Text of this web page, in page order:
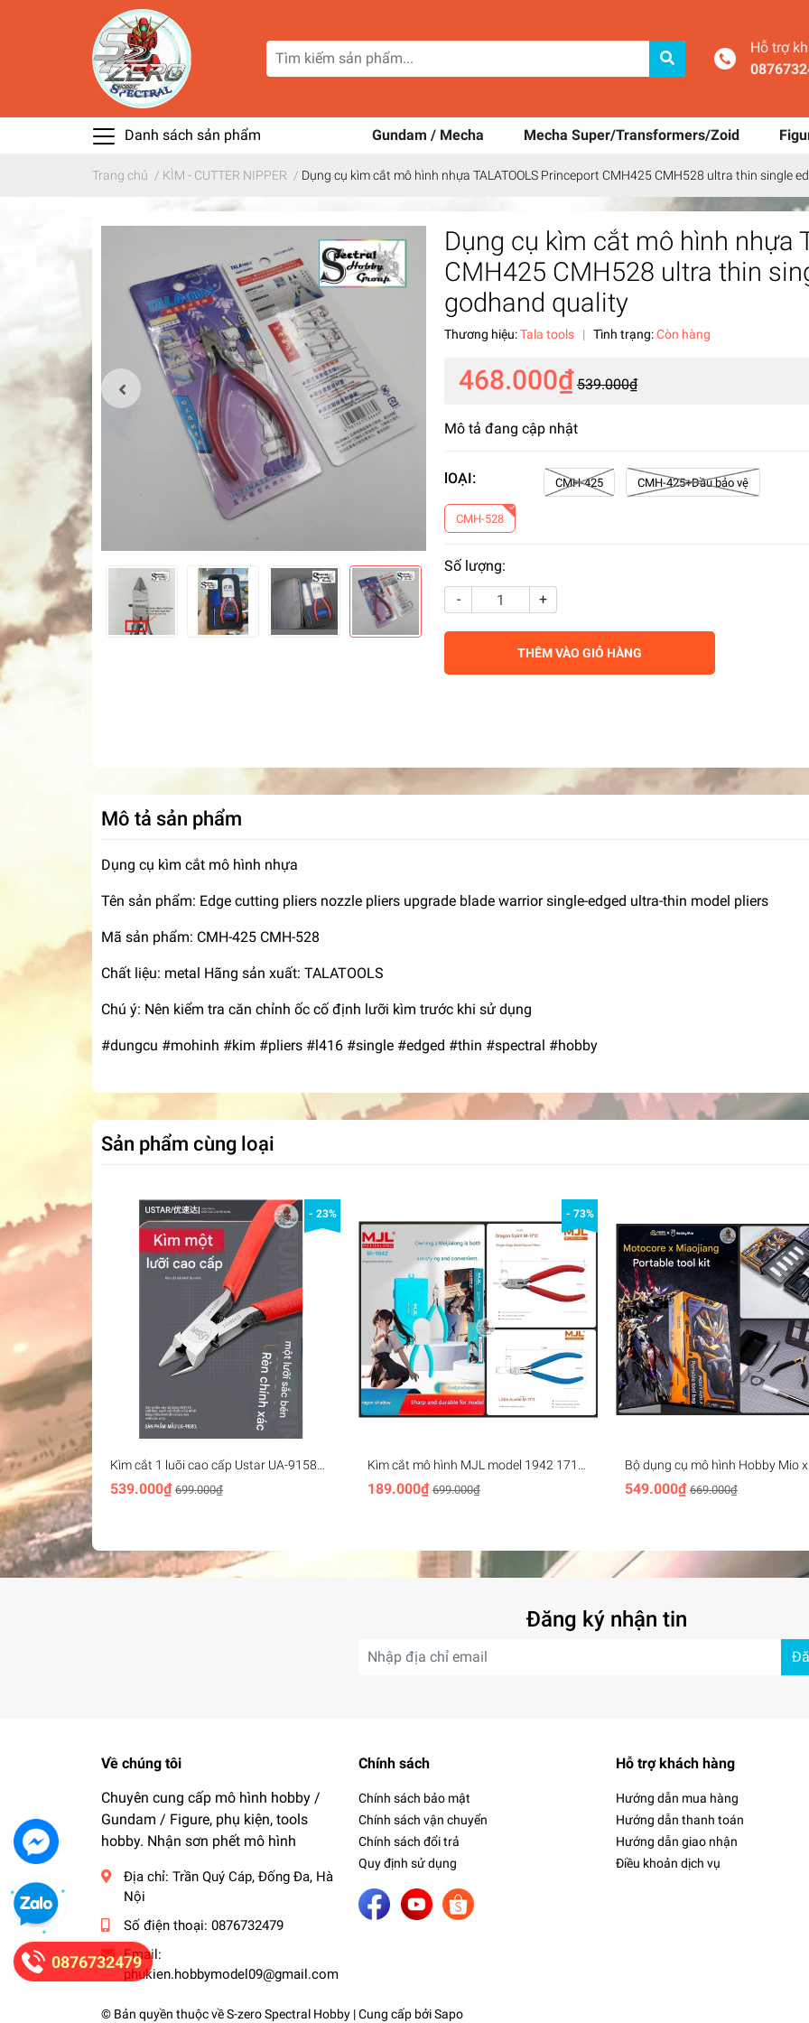
Hỗ trợ
Danh sách sản phẩm Gundam / Mecha Mecha Super/Transformers/Zoid
Trang chủ / KÌM - CUTTER NIPPER / Dụng cụ kìm cắt mô hình nhựa TALATOOLS Princeport CMH425 CMH528 ultra thin single
Dụng cụ kìm cắt mô hình nhựa
CMH425 CMH528 ultra thin
godhand quality
Thương hiệu:Tala tools | Tình trạng:Còn hàng
468.000₫ 539.000₫
Mô tả đang cập nhật
lOẠI: CMH-425 CMH-425+Dầu bảo vệ
CMH-528
Số lượng:
-
+
THÊM VÀO GIỎ HÀNG
Mô tả sản phẩm
Dụng cụ kìm cắt mô hình nhựa
Tên sản phẩm: Edge cutting pliers nozzle pliers upgrade blade warrior single-edged ultra-thin model pliers
Mã sản phẩm: CMH-425 CMH-528
Chất liệu: metal Hãng sản xuất: TALATOOLS
Chú ý: Nên kiểm tra căn chỉnh ốc cố định lưỡi kìm trước khi sử dụng
#dungcu #mohinh #kim #pliers #l416 #single #edged #thin #spectral #hobby
Sản phẩm cùng loại
- 23%
Kìm cắt 1 luõi cao cấp Ustar UA-91580
Thin-bladed Single-edged Carbon Steel
Cutting Pliers Ultimate
539.000₫ 699.000₫
- 73%
Kìm cắt mô hình MJL model 1942 1710
1711 1712 Cutting Pliers Single blade
189.000₫ 699.000₫
Bộ dụng cụ mô hình Hobby Mio x
MOTOR NUCLEAR Premium Tool
(kìm, dao, nhíp, ...)
549.000₫ 669.000₫
Đăng ký nhận tin
Về chúng tôi
Chuyên cung cấp mô hình hobby /
Gundam / Figure, phụ kiện, tools
hobby. Nhận sơn phết mô hình
Địa chỉ: Trần Quý Cáp, Đống Đa, Hà
Nội
Số điện thoại: 0876732479
Email:
phukien.hobbymodel09@gmail.com
Chính sách
Chính sách bảo mật
Chính sách vận chuyển
Chính sách đổi trả
Quy định sử dụng
Hỗ trợ khách hàng
Hướng dẫn mua hàng
Hướng dẫn thanh toán
Hướng dẫn giao nhận
Điều khoản dịch vụ
© Bản quyền thuộc vềS-zero Spectral Hobby | Cung cấp bởiSapo
0876732479